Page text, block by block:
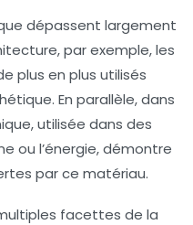
dépassent largement
, par exemple, les
plus en plus utilisés
En parallèle, dans
utilisée dans des
ou l’énergie, démontre
par ce matériau.
facettes de la